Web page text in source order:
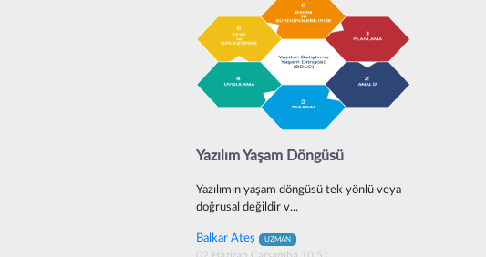
Yazılım Yaşam Döngüsü
Yazılımın yaşam döngüsü tek yönlü veya
doğrusal değildir v...
Balkar Ateş UZMAN